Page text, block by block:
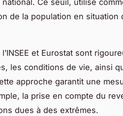
de la population en situation
et Eurostat sont
les conditions de vie, ainsi
approche garantit une
la prise en compte du
dues à des extrêmes.